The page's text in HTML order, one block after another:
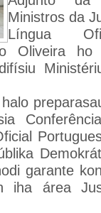
Ministros da
Língua
Oliveira
garante
iha área